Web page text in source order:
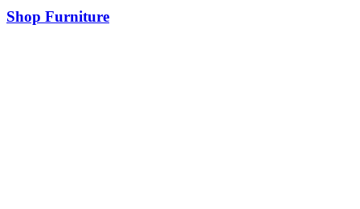
Shop Furniture